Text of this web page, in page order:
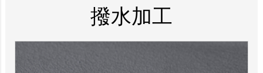
撥水加工